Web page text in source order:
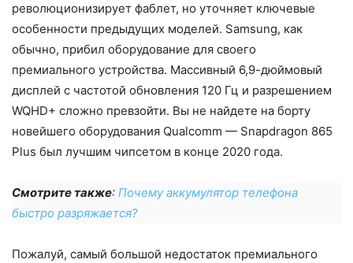
революционизирует фаблет, но уточняет ключевые
особенности предыдущих моделей. Samsung, как
обычно, прибил оборудование для своего
премиального устройства. Массивный 6,9-дюймовый
дисплей с частотой обновления 120 Гц и разрешением
WQHD+ сложно превзойти. Вы не найдете на борту
новейшего оборудования Qualcomm — Snapdragon 865
Plus был лучшим чипсетом в конце 2020 года.
Смотрите также: Почему аккумулятор телефона
быстро разряжается?
Пожалуй, самый большой недостаток премиального